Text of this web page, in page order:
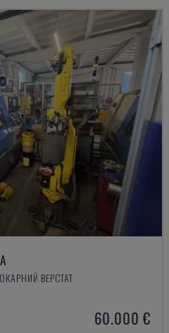
ВЕРСТАТ
60.000 €